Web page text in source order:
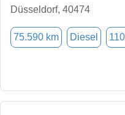
Düsseldorf, 40474
75.590 km Diesel